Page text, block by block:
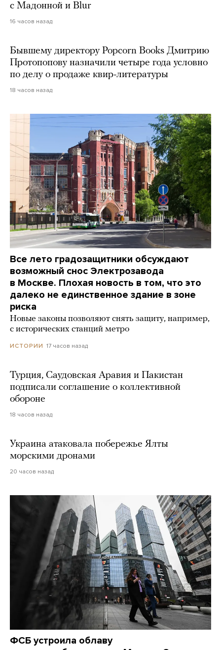
с Мадонной и Blur
16 часов назад
Бывшему директору Popcorn Books Дмитрию
Протопопову назначили четыре года условно
по делу о продаже квир-литературы
18 часов назад
Все лето градозащитники обсуждают
возможный снос Электрозавода
в Москве. Плохая новость в том, что это
далеко не единственное здание в зоне
риска
Новые законы позволяют снять защиту, например,
с исторических станций метро
ИСТОРИИ 17 часов назад
Турция, Саудовская Аравия и Пакистан
подписали соглашение о коллективной
обороне
18 часов назад
Украина атаковала побережье Ялты
морскими дронами
20 часов назад
ФСБ устроила облаву